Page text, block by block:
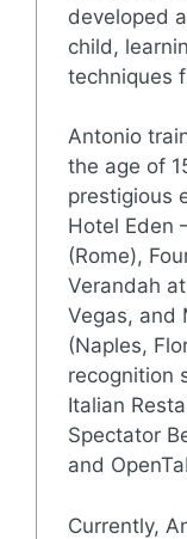
developed
child,
techniques
Antonio
the age of
prestigious
Hotel Eden
(Rome),
Verandah
Vegas, and
(Naples,
recognition
Italian
Spectator
and
Currently,